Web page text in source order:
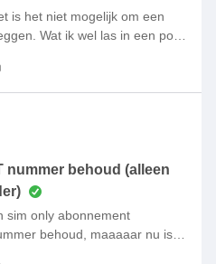
is het niet mogelijk om een
Wat ik wel las in een post
te controleren of dit klopt).
een abonnement afsluit en
krijg ik dan wel de optie
er dan altijd 2
(totdat dit simpel sim only
Of is het zo dat dit
nieuwe telefoon tot het
en dat er dan automatisch
nummer behoud (alleen
sim only abonnement
behoud, maaaaar nu is
is geweest en die is